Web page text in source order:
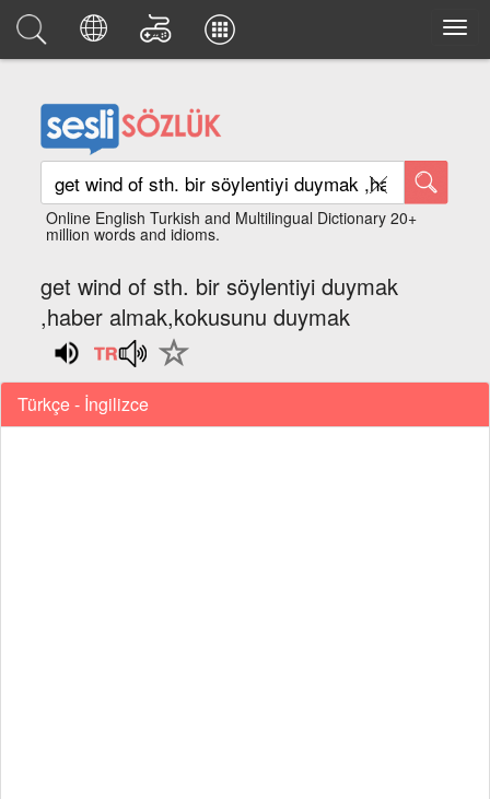
Online English Turkish and Multilingual Dictionary 20+
million words and idioms.
get wind of sth. bir söylentiyi duymak
,haber almak,kokusunu duymak
Türkçe - İngilizce